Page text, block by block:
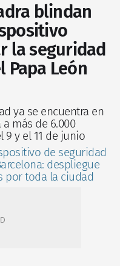
blindan
la seguridad
León
ya se encuentra en
más de 6.000
9 y el 11 de junio
de seguridad
despliegue
por toda la ciudad